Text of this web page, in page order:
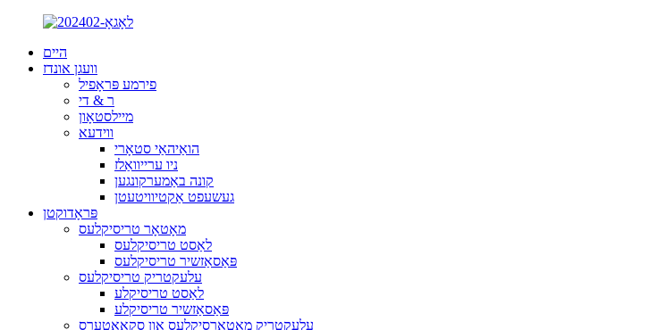
היים
וועגן אונדז
פירמע פּראָפיל
ר & די
מיילסטאָון
ווידעא
הואַיהאַי סטאָרי
ניו ערייוואַלז
קונה באַמערקונגען
געשעפט אַקטיוויטעטן
פּראָדוקטן
מאָטאָר טריסיקלעס
לאַסט טריסיקלעס
פּאַסאַזשיר טריסיקלעס
עלעקטריק טריסיקלעס
לאַסט טריסיקלע
פּאַסאַזשיר טריסיקלע
עלעקטריק מאָטאָרסיקלעס און סקאָאָטערס